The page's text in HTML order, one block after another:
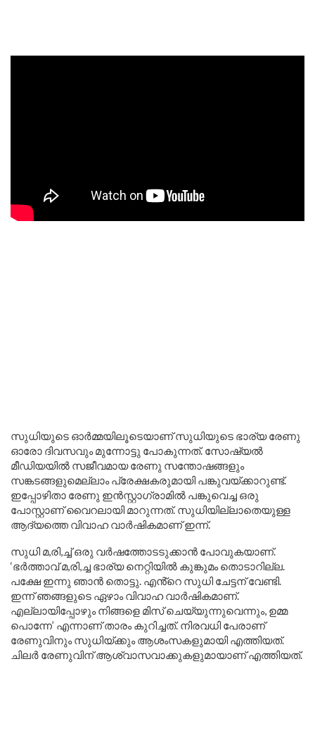
സുധിയുടെ ഓർമ്മയിലൂടെയാണ് സുധിയുടെ ഭാര്യ രേണു
ഓരോ ദിവസവും മുന്നോട്ടു പോകുന്നത്. സോഷ്യൽ
മീഡിയയിൽ സജീവമായ രേണു സന്തോഷങ്ങളും
സങ്കടങ്ങളുമെല്ലാം പ്രേക്ഷകരുമായി പങ്കുവയ്ക്കാറുണ്ട്.
ഇപ്പോഴിതാ രേണു ഇൻസ്റ്റാഗ്രാമിൽ പങ്കുവെച്ച ഒരു
പോസ്റ്റാണ് വൈറലായി മാറുന്നത്. സുധിയില്ലാതെയുള്ള
ആദ്യത്തെ വിവാഹ വാർഷികമാണ് ഇന്ന്.
സുധി മ,രി,ച്ച് ഒരു വർഷത്തോടടുക്കാൻ പോവുകയാണ്.
‘ഭർത്താവ് മ,രി,ച്ച ഭാര്യ നെറ്റിയിൽ കുങ്കുമം തൊടാറില്ല.
പക്ഷേ ഇന്നു ഞാൻ തൊട്ടു. എൻ്റെ സുധി ചേട്ടന് വേണ്ടി.
ഇന്ന് ഞങ്ങളുടെ ഏഴാം വിവാഹ വാർഷികമാണ്.
എല്ലായിപ്പോഴും നിങ്ങളെ മിസ് ചെയ്യുന്നുവെന്നും, ഉമ്മ
പൊന്നേ’ എന്നാണ് താരം കുറിച്ചത്. നിരവധി പേരാണ്
രേണുവിനും സുധിയ്ക്കും ആശംസകളുമായി എത്തിയത്.
ചിലർ രേണുവിന് ആശ്വാസവാക്കുകളുമായാണ് എത്തിയത്.